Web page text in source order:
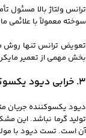
ترانس ولتاژ بالا مسئول
سوخته معمولاً با
تعویض ترانس تنها
بخش مهمی از تعمیر
3. خرابی دیود یکسوکننده
دیود یکسوکننده جریان
تولید گرما نباشد. این
آن است. تست دیود با